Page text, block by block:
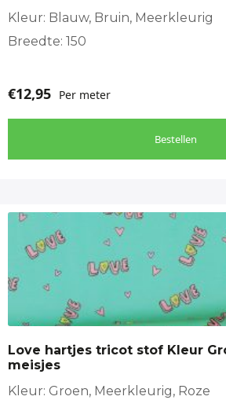
Meisjeskleding
Kleur: Blauw, Bruin, Meerkleurig
Breedte: 150
€12,95 Per meter
Bestellen
Love hartjes tricot stof Kleur
meisjes
Kleur: Groen, Meerkleurig, Roze